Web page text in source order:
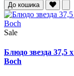
До кошика
Sale
Блюдо звезда 37,5
Boch